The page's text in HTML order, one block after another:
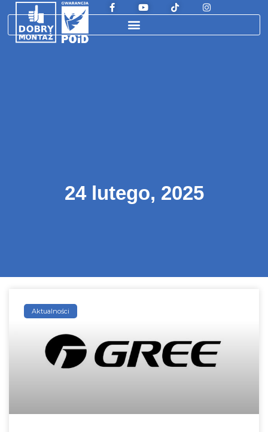
24 lutego, 2025
Aktualności